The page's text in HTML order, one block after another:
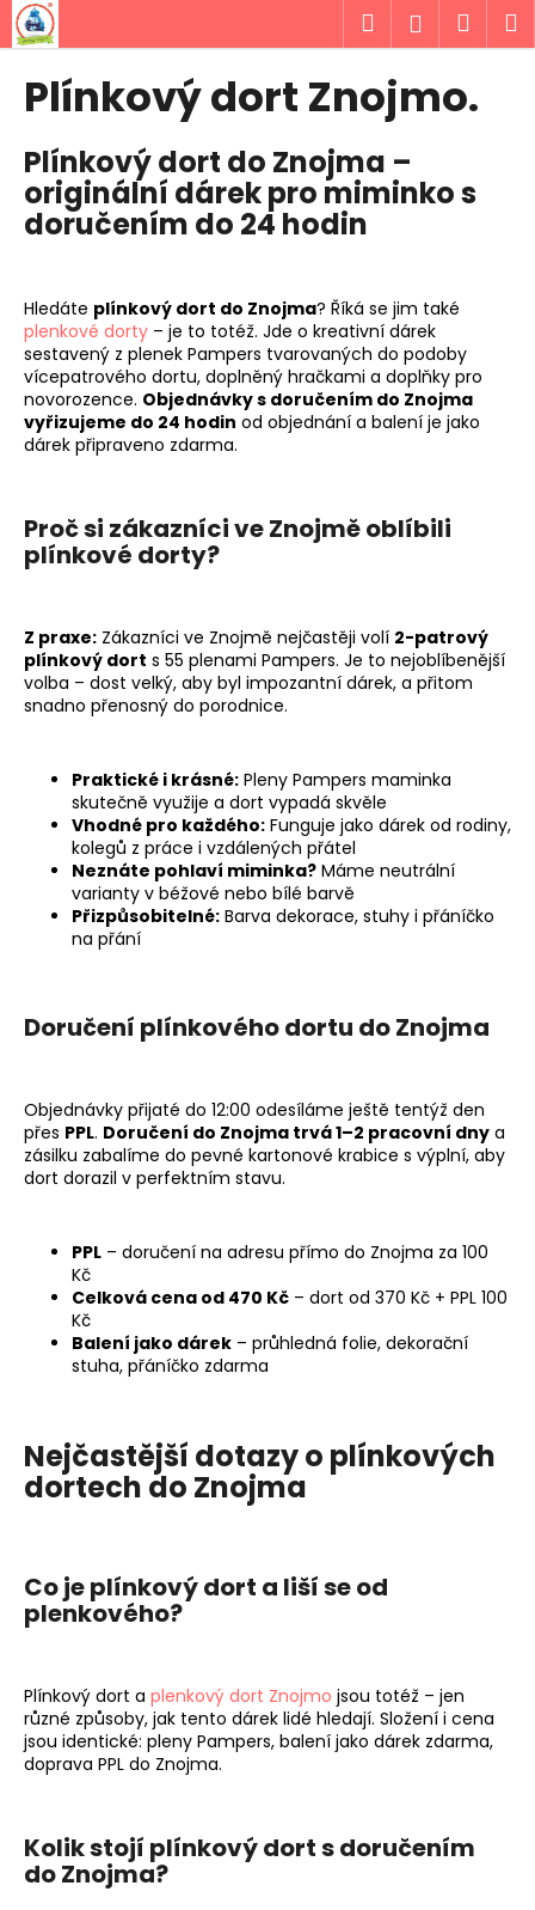
Přejít
na
obsah
Hledat
Plínkový dort Znojmo.
Plínkový dort do Znojma –
originální dárek pro miminko s
doručením do 24 hodin
Hledáte plínkový dort do Znojma? Říká se jim také
plenkové dorty – je to totéž. Jde o kreativní dárek
sestavený z plenek Pampers tvarovaných do podoby
vícepatrového dortu, doplněný hračkami a doplňky pro
novorozence. Objednávky s doručením do Znojma
vyřizujeme do 24 hodin od objednání a balení je jako
dárek připraveno zdarma.
Proč si zákazníci ve Znojmě oblíbili
plínkové dorty?
Z praxe: Zákazníci ve Znojmě nejčastěji volí 2-patrový
plínkový dort s 55 plenami Pampers. Je to nejoblíbenější
volba – dost velký, aby byl impozantní dárek, a přitom
snadno přenosný do porodnice.
Praktické i krásné: Pleny Pampers maminka
skutečně využije a dort vypadá skvěle
Vhodné pro každého: Funguje jako dárek od rodiny,
kolegů z práce i vzdálených přátel
Neznáte pohlaví miminka? Máme neutrální
varianty v béžové nebo bílé barvě
Přizpůsobitelné: Barva dekorace, stuhy i přáníčko
na přání
Doručení plínkového dortu do Znojma
Objednávky přijaté do 12:00 odesíláme ještě tentýž den
přes PPL. Doručení do Znojma trvá 1–2 pracovní dny a
zásilku zabalíme do pevné kartonové krabice s výplní, aby
dort dorazil v perfektním stavu.
PPL – doručení na adresu přímo do Znojma za 100
Kč
Celková cena od 470 Kč – dort od 370 Kč + PPL 100
Kč
Balení jako dárek – průhledná folie, dekorační
stuha, přáníčko zdarma
Nejčastější dotazy o plínkových
dortech do Znojma
Co je plínkový dort a liší se od
plenkového?
Plínkový dort a plenkový dort Znojmo jsou totéž – jen
různé způsoby, jak tento dárek lidé hledají. Složení i cena
jsou identické: pleny Pampers, balení jako dárek zdarma,
doprava PPL do Znojma.
Kolik stojí plínkový dort s doručením
do Znojma?
K
o
o
p
o
e
b
u
j
e
n
a
í
t
?
HLEDAT
r
u
j
e
m
PLENKOVÁ
MAŠINKA